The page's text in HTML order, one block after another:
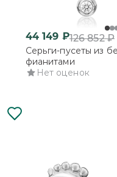
44 149 ₽126 852₽
Серьги-пусеты из
фианитами
Нет оценок